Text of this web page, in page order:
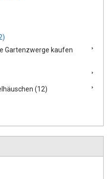
Gartenzwerge kaufen
(12)